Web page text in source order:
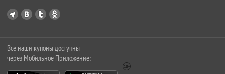
Все наши купоны доступны
через Мобильное Приложение: